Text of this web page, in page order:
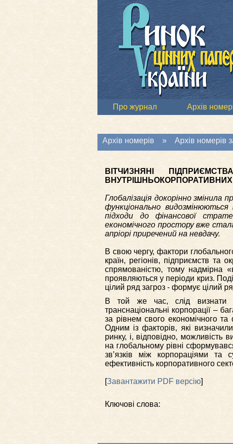
Про журнал Архів
Архів номерів » Архів номерів
ВІТЧИЗНЯНІ
ВНУТРІШНЬОКОРПОРАТИВНИХ
Глобалізація докорінно
функціонально видозмінюються
підходи до фінансової
економічного простору вже
апріорі приречений на невдачу.
В свою чергу, фактори
країн, регіонів, підприємств та
спрямованістю, тому надмірна
проявляються у періоди криз.
цілий ряд загроз - формує цілий
В той же час, слід визнати
транснаціональні корпорації –
за рівнем свого економічного та
Одним із факторів, які
ринку, і, відповідно, можливість
на глобальному рівні
зв’язків між корпораціями та
ефективність корпоративного
[Завантажити PDF версію]
Ключові слова: